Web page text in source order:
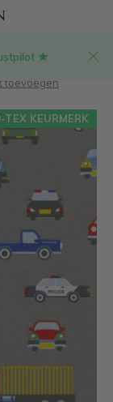
★
toevoegen
TEX KEURMERK